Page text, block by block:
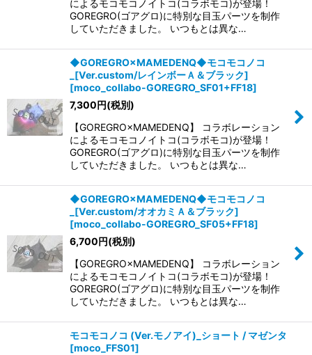
によるモコモコノイトコ(コラボモコ)が登場！
GOREGRO(ゴアグロ)に特別な目玉パーツを制作
していただきました。 いつもとは異な…
◆GOREGRO×MAMEDENQ◆モコモコノコ
_[Ver.custom/レインボーＡ＆ブラック]
[moco_collabo-GOREGRO_SF01+FF18]
7,300 円(税別)
【GOREGRO×MAMEDENQ】 コラボレーション
によるモコモコノイトコ(コラボモコ)が登場！
GOREGRO(ゴアグロ)に特別な目玉パーツを制作
していただきました。 いつもとは異な…
◆GOREGRO×MAMEDENQ◆モコモコノコ
_[Ver.custom/オオカミＡ＆ブラック]
[moco_collabo-GOREGRO_SF05+FF18]
6,700 円(税別)
【GOREGRO×MAMEDENQ】 コラボレーション
によるモコモコノイトコ(コラボモコ)が登場！
GOREGRO(ゴアグロ)に特別な目玉パーツを制作
していただきました。 いつもとは異な…
モコモコノコ (Ver.モノアイ)_ショート / マゼンタ
[moco_FFS01]